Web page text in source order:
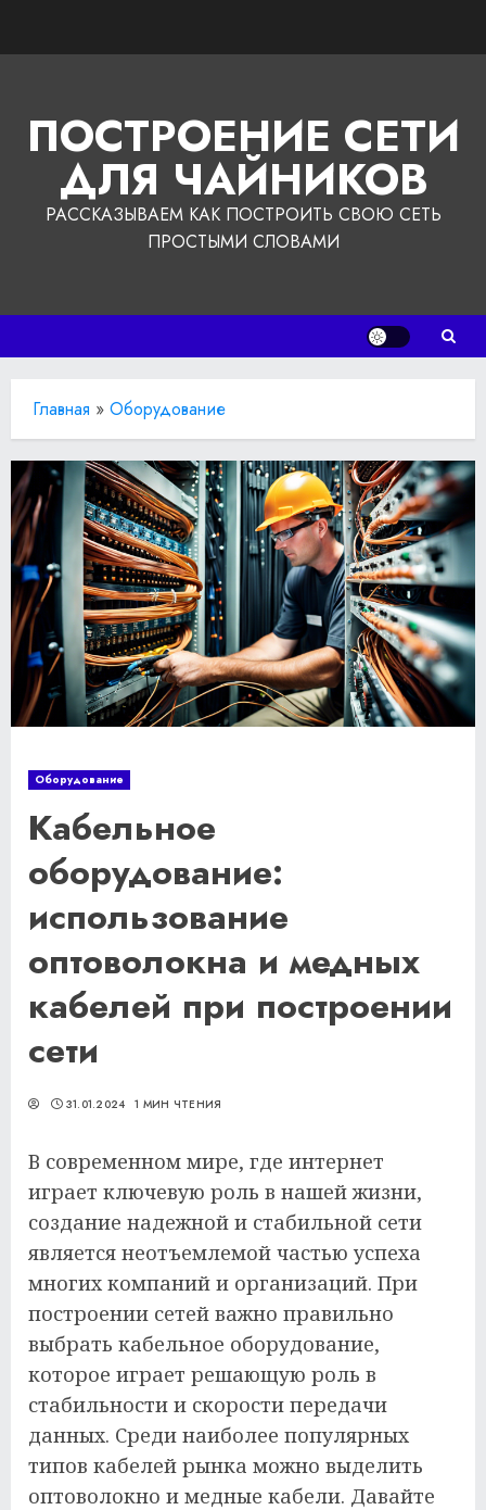
ПОСТРОЕНИЕ СЕТИ
ДЛЯ ЧАЙНИКОВ
РАССКАЗЫВАЕМ КАК ПОСТРОИТЬ СВОЮ СЕТЬ
ПРОСТЫМИ СЛОВАМИ
Главная » Оборудование
Оборудование
Кабельное
оборудование:
использование
оптоволокна и медных
кабелей при построении
сети
31.01.2024 1 МИН ЧТЕНИЯ
В современном мире, где интернет
играет ключевую роль в нашей жизни,
создание надежной и стабильной сети
является неотъемлемой частью успеха
многих компаний и организаций. При
построении сетей важно правильно
выбрать кабельное оборудование,
которое играет решающую роль в
стабильности и скорости передачи
данных. Среди наиболее популярных
типов кабелей рынка можно выделить
оптоволокно и медные кабели. Давайте